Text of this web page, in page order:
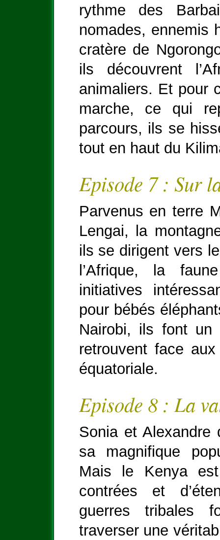
rythme des
nomades, ennemis
cratère de
ils découvrent
animaliers. Et pour
marche, ce qui
parcours, ils se
tout en haut du
Episode 7 : Sur
Parvenus en terre
Lengai, la
ils se dirigent vers
l’Afrique, la
initiatives
pour bébés
Nairobi, ils font un
retrouvent face
équatoriale.
Episode 8 : La
Sonia et Alexandre
sa magnifique
Mais le Kenya
contrées et
guerres tribales
traverser une